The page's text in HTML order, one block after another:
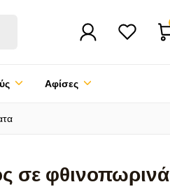
Αφίσες
σε φθινοπωρινά